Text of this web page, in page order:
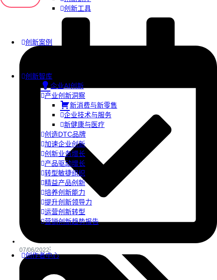
创新工具
创新案例
创新智库
企业AI创新
产业创新洞察
新消费与新零售
企业技术与服务
新健康与医疗
创造DTC品牌
加速企业创新
创新业务增长
产品驱动增长
转型敏捷组织
精益产品创新
培养创新能力
提升创新领导力
运营创新转型
营销创新趋势报告
创作者中心
07/06/2022